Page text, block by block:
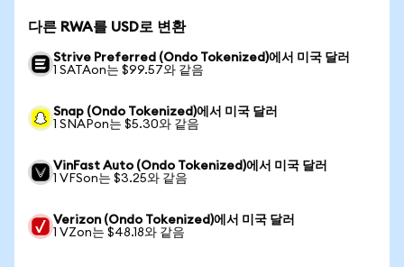
다른 RWA를 USD로 변환
Strive Preferred (Ondo Tokenized)에서 미국 달러
1 SATAon는 $99.57와 같음
Snap (Ondo Tokenized)에서 미국 달러
1 SNAPon는 $5.30와 같음
VinFast Auto (Ondo Tokenized)에서 미국 달러
1 VFSon는 $3.25와 같음
Verizon (Ondo Tokenized)에서 미국 달러
1 VZon는 $48.18와 같음